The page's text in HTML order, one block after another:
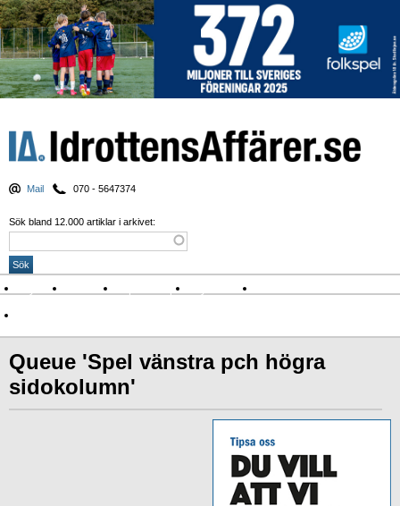
Mail 070 - 5647374
Sök bland 12.000 artiklar i arkivet:
Nyheter Krönikor Sport & spel Nyhetsbrev
Queue 'Spel vänstra pch högra
sidokolumn'